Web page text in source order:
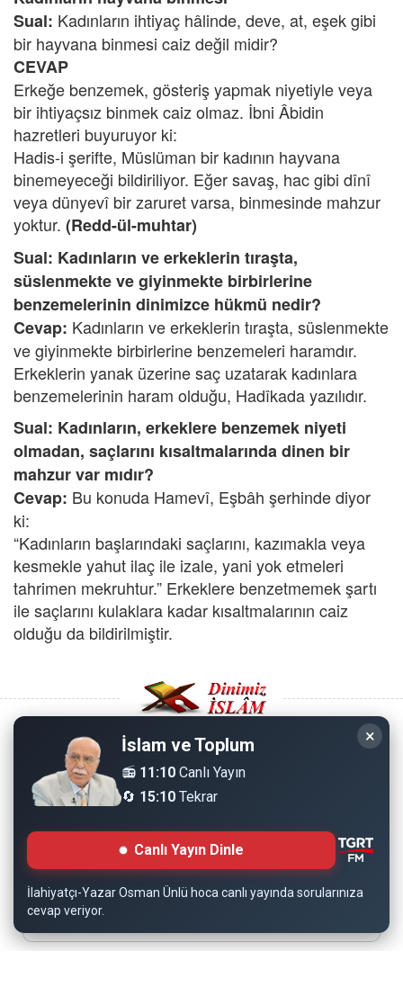
Sual: Kadınların ihtiyaç hâlinde, deve, at, eşek gibi
bir hayvana binmesi caiz değil midir?
CEVAP
Erkeğe benzemek, gösteriş yapmak niyetiyle veya
bir ihtiyaçsız binmek caiz olmaz. İbni Âbidin
hazretleri buyuruyor ki:
Hadis-i şerifte, Müslüman bir kadının hayvana
binemeyeceği bildiriliyor. Eğer savaş, hac gibi dînî
veya dünyevî bir zaruret varsa, binmesinde mahzur
yoktur. (Redd-ül-muhtar)
Sual: Kadınların ve erkeklerin tıraşta,
süslenmekte ve giyinmekte birbirlerine
benzemelerinin dinimizce hükmü nedir?
Cevap: Kadınların ve erkeklerin tıraşta, süslenmekte
ve giyinmekte birbirlerine benzemeleri haramdır.
Erkeklerin yanak üzerine saç uzatarak kadınlara
benzemelerinin haram olduğu, Hadîkada yazılıdır.
Sual: Kadınların, erkeklere benzemek niyeti
olmadan, saçlarını kısaltmalarında dinen bir
mahzur var mıdır?
Cevap: Bu konuda Hamevî, Eşbâh şerhinde diyor
ki:
“Kadınların başlarındaki saçlarını, kazımakla veya
kesmekle yahut ilaç ile izale, yani yok etmeleri
tahrimen mekruhtur.” Erkeklere benzetmemek şartı
ile saçlarını kulaklara kadar kısaltmalarının caiz
olduğu da bildirilmiştir.
Copyright © 2008 - Dinimiz İslam. Her Hakkı Saklıdır.
Sitemizdeki bilgiler, bütün insanların istifadesi için
hazırlanmıştır. Orijinaline sadık kalmak şartıyla, izin
almaya gerek kalmadan, herkes istediği gibi alıp istifade
edebilir.
×
İslam ve Toplum
📻 11:10 Canlı Yayın
🔄 15:10 Tekrar
Canlı Yayın Dinle
İlahiyatçı-Yazar Osman Ünlü hoca canlı yayında sorularınıza
cevap veriyor.